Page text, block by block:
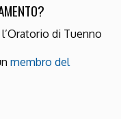
di Tuenno
membro del